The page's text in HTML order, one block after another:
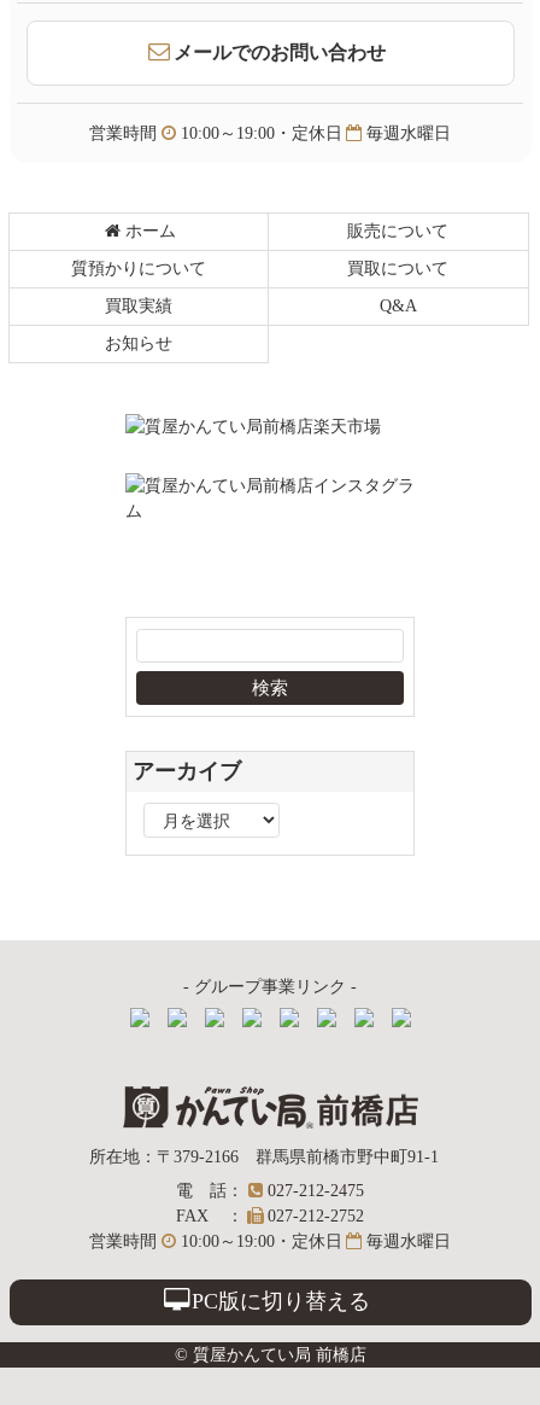
メールでのお問い合わせ
営業時間 10:00～19:00・定休日 毎週水曜日
ホーム 販売について
質預かりについて 買取について
買取実績 Q&A
お知らせ
アーカイブ
ー
- グループ事業リンク -
質屋かんてい局
前橋店
所在地 ： 〒379-2166群馬県前橋市野中町91-1
電話 ：
027-212-2475
FAX
：
027-212-2752
営業時間
10:00～19:00・定休日 毎週水曜日
PC版に切り替える
© 質屋かんてい局 前橋店